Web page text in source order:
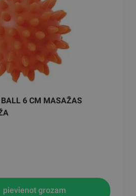
6 CM MASAŽAS
pievienot grozam